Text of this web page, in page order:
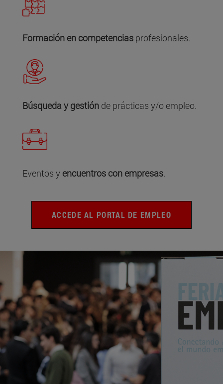
Formación en competencias profesionales.
Búsqueda y gestión de prácticas y/o empleo.
Eventos y encuentros con empresas.
ACCEDE AL PORTAL DE EMPLEO